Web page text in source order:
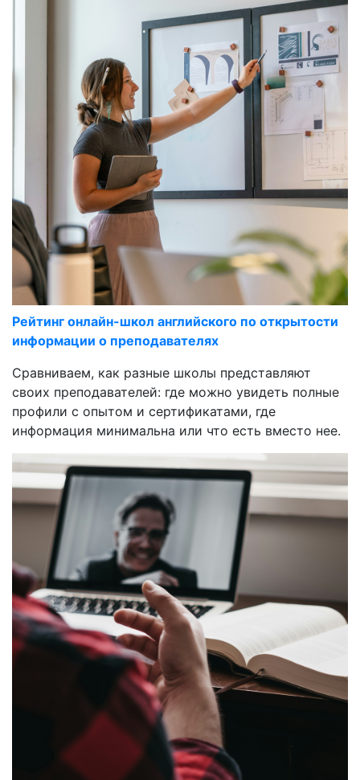
Рейтинг онлайн-школ английского по открытости
информации о преподавателях
Сравниваем, как разные школы представляют
своих преподавателей: где можно увидеть полные
профили с опытом и сертификатами, где
информация минимальна или что есть вместо нее.